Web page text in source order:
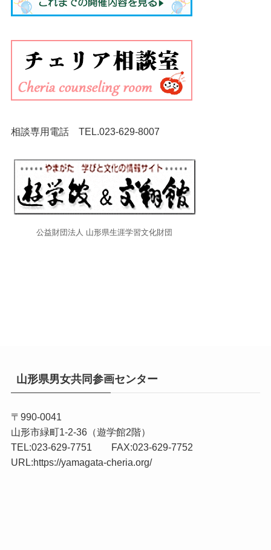
相談専用電話 TEL.023-629-8007
公益財団法人 山形県生涯学習文化財団
山形県男女共同参画センター
〒990-0041
山形市緑町1-2-36（遊学館2階）
TEL:023-629-7751 FAX:023-629-7752
URL:https://yamagata-cheria.org/